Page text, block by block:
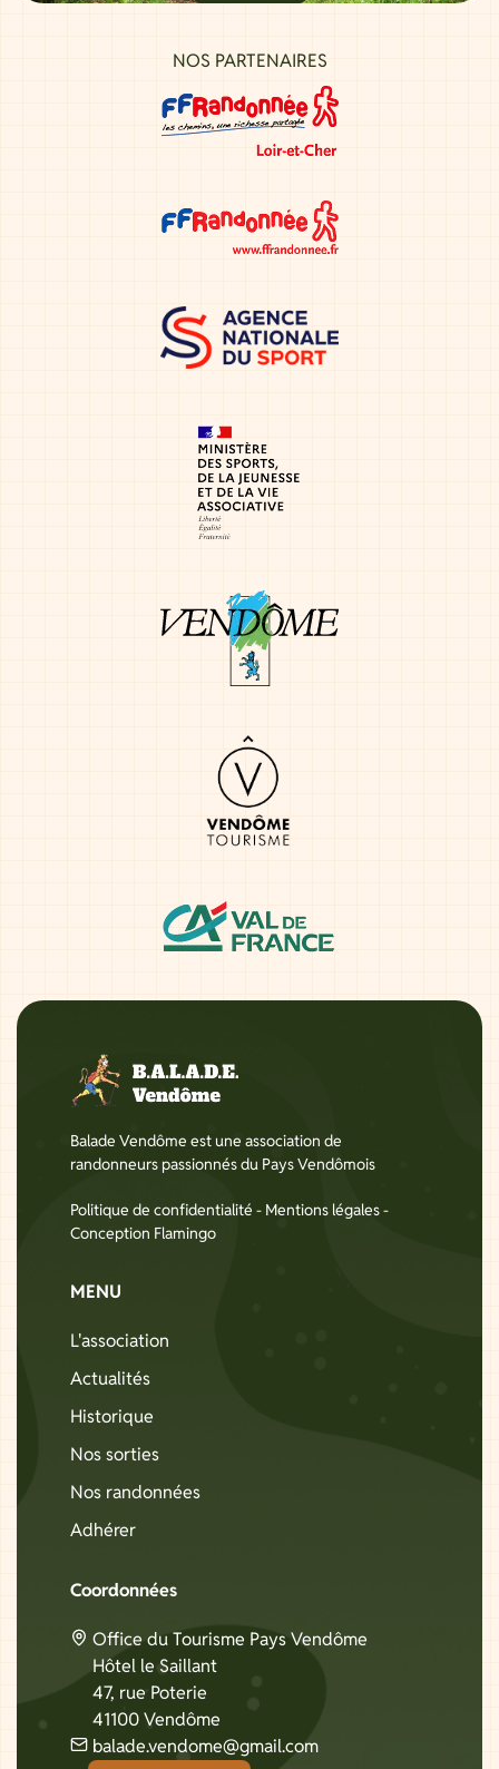
NOS PARTENAIRES
Balade Vendôme est une association de
randonneurs passionnés du Pays Vendômois
Politique de confidentialité - Mentions légales-
Conception Flamingo
MENU
L'association
Actualités
Historique
Nos sorties
Nos randonnées
Adhérer
Coordonnées
Office du Tourisme Pays Vendôme
Hôtel le Saillant
47, rue Poterie
41100 Vendôme
balade.vendome@gmail.com